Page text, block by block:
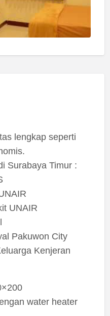
lengkap seperti
Surabaya Timur :
UNAIR
Pakuwon City
Kenjeran
water heater